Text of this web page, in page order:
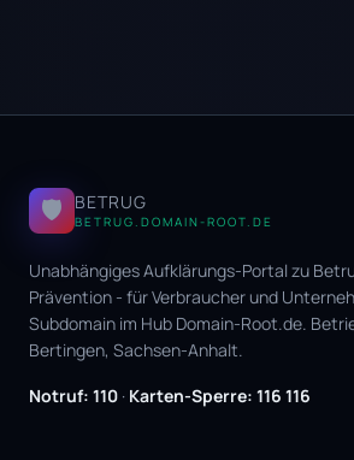
🛡️ BETRUG
BETRUG.DOMAIN-ROOT.DE
Unabhängiges Aufklärungs-Portal zu
Prävention - für Verbraucher und
Subdomain im Hub Domain-Root.de.
Bertingen, Sachsen-Anhalt.
Notruf: 110 · Karten-Sperre: 116 116